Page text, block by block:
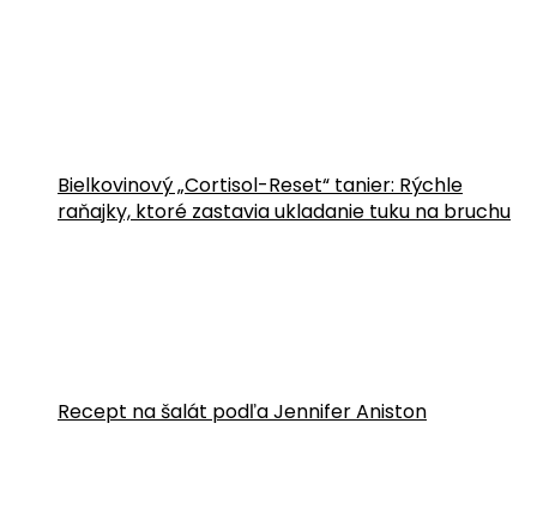
Bielkovinový „Cortisol-Reset“ tanier: Rýchle
raňajky, ktoré zastavia ukladanie tuku na bruchu
Recept na šalát podľa Jennifer Aniston